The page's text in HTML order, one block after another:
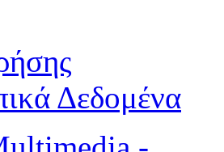
Δεδομένα